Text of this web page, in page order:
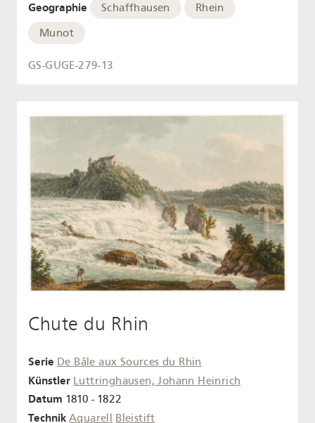
Geographie Schaffhausen
Rhein
Munot
GS-GUGE-279-13
Chute du Rhin
Serie De Bâle aux Sources du Rhin
Künstler Luttringhausen, Johann Heinrich
Datum 1810 - 1822
Technik Aquarell Bleistift